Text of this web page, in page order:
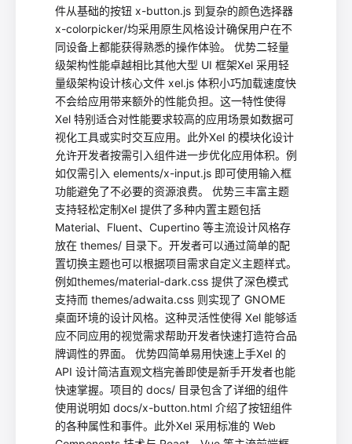
件从基础的按钮 x-button.js 到复杂的颜色选择器
x-colorpicker/均采用原生风格设计确保用户在不
同设备上都能获得熟悉的操作体验。 优势二轻量
级架构性能卓越相比其他大型 UI 框架Xel 采用轻
量级架构设计核心文件 xel.js 体积小巧加载速度快
不会给应用带来额外的性能负担。这一特性使得
Xel 特别适合对性能要求较高的应用场景如数据可
视化工具或实时交互应用。此外Xel 的模块化设计
允许开发者按需引入组件进一步优化应用体积。例
如仅需引入 elements/x-input.js 即可使用输入框
功能避免了不必要的资源浪费。 优势三丰富主题
支持轻松定制Xel 提供了多种内置主题包括
Material、Fluent、Cupertino 等主流设计风格存
放在 themes/ 目录下。开发者可以通过简单的配
置切换主题也可以根据项目需求自定义主题样式。
例如themes/material-dark.css 提供了深色模式
支持而 themes/adwaita.css 则实现了 GNOME
桌面环境的设计风格。这种灵活性使得 Xel 能够适
应不同应用的视觉需求帮助开发者快速打造符合品
牌调性的界面。 优势四简单易用快速上手Xel 的
API 设计简洁直观文档完善即使是新手开发者也能
快速掌握。项目的 docs/ 目录包含了详细的组件
使用说明如 docs/x-button.html 介绍了按钮组件
的各种属性和事件。此外Xel 采用标准的 Web